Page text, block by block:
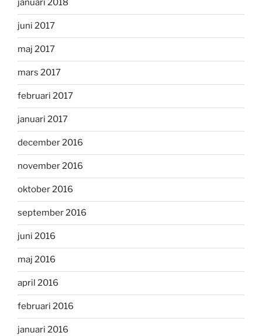
januari 2018
juni 2017
maj 2017
mars 2017
februari 2017
januari 2017
december 2016
november 2016
oktober 2016
september 2016
juni 2016
maj 2016
april 2016
februari 2016
januari 2016